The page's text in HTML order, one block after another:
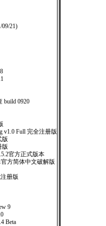
09/21)
build 0920
v1.0 Full 完全注册版
版
版
官方正式版本
官方简体中文破解版
册版
9
Beta